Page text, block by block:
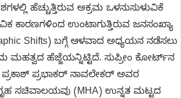
ಹೆಚ್ಚುತ್ತಿರುವ ಅಕ್ರಮ ಒಳನುಸುಳುವಿಕೆ
ಕಾರಣಗಳಿಂದ ಉಂಟಾಗುತ್ತಿರುವ ಜನಸಂಖ್ಯಾ
Shifts) ಬಗ್ಗೆ ಆಳವಾದ ಅಧ್ಯಯನ ನಡೆಸಲು
ಮಹತ್ವದ ಹೆಜ್ಜೆಯನ್ನಿಟ್ಟಿದೆ. ಸುಪ್ರೀಂ ಕೋರ್ಟ್‌ನ
ಪ್ರಭಾಕರ್ ನಾವಲೇಕರ್ ಅವರ
ಗೃಹ ಸಚಿವಾಲಯವು (MHA) ಉನ್ನತ ಮಟ್ಟದ